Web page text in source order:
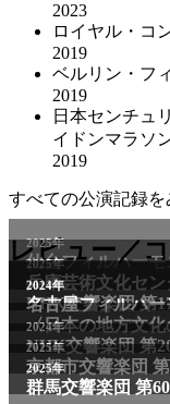
2023
ロイヤル・コ
2019
ベルリン・フ
2019
日本センチュ
イドンマラソ
2019
すべての公演記録を
レビュー／
2025年
仙台フィルハー
2025年
兵庫芸術文化セ
2011年
NHK交響楽団 第
2024年
名古屋フィルハ
〈日本の地方文化
2024年
NHK交響楽団 第
2025年
京都市交響楽団
2025年
群馬交響楽団 第